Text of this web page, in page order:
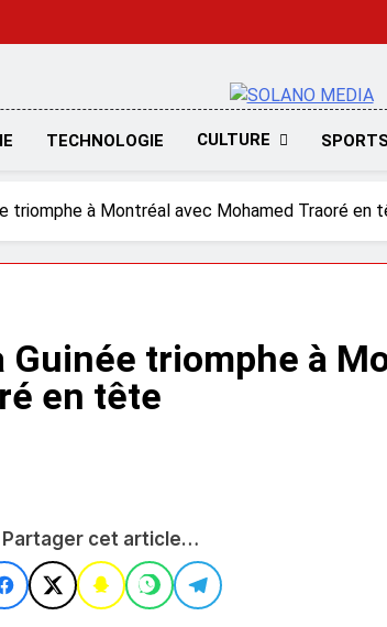
TECHNOLOGIE CULTURE SPORTS
triomphe à Montréal avec Mohamed Traoré en
Guinée triomphe à
en tête
Partager cet article…